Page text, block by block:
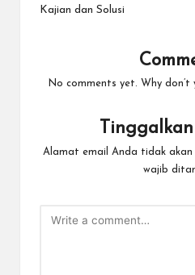
Kajian dan Solusi
No comments yet. Why
Alamat email Anda tidak akan
wajib